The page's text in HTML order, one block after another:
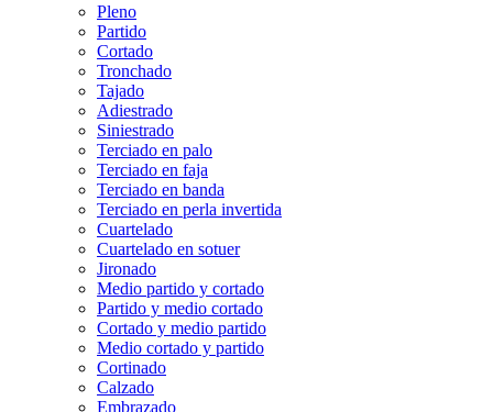
Pleno
Partido
Cortado
Tronchado
Tajado
Adiestrado
Siniestrado
Terciado en palo
Terciado en faja
Terciado en banda
Terciado en perla invertida
Cuartelado
Cuartelado en sotuer
Jironado
Medio partido y cortado
Partido y medio cortado
Cortado y medio partido
Medio cortado y partido
Cortinado
Calzado
Embrazado